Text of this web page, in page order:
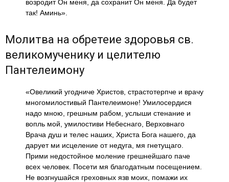
возродит Он меня, да сохранит Он меня. Да будет
так! Аминь».
Молитва на обретеие здоровья св.
великомученику и целителю
Пантелеимону
«Овеликий угодниче Христов, страстотерпче и врачу
многомилостивый Пантелеимоне! Умилосердися
надо мною, грешным рабом, услыши стенание и
вопль мой, умилостиви Небеснаго, Верховнаго
Врача душ и телес наших, Христа Бога нашего, да
дарует ми исцеление от недуга, мя гнетущаго.
Прими недостойное моление грешнейшаго паче
всех человек. Посети мя благодатным посещением.
Не возгнушайся греховных язв моих, помажи их